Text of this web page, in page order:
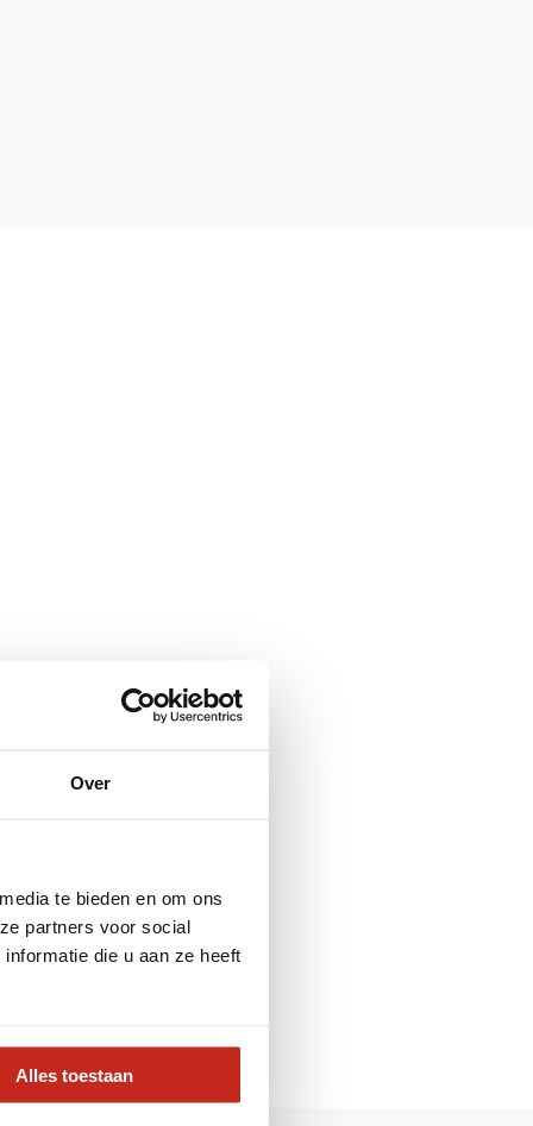
Over
te bieden en om ons
partners voor social
die u aan ze heeft
Alles toestaan